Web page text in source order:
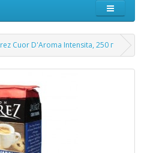
Cuor D'Aroma Intensita, 250 г